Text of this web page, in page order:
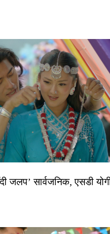
जलप’ सार्वजनिक, एसडी